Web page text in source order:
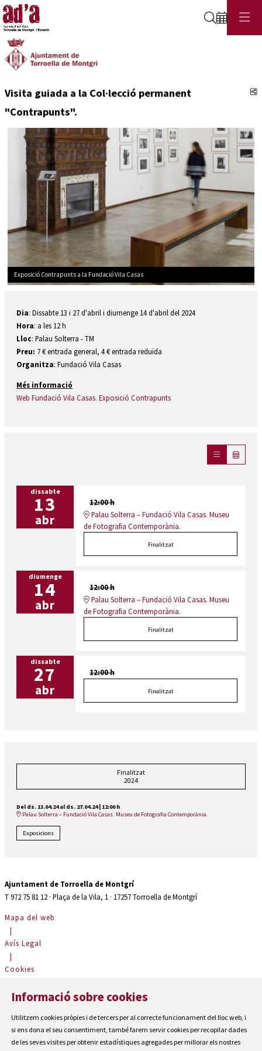
Cerca
Visita guiada a la Col·lecció permanent
"Contrapunts".
Exposició Contrapunts a la Fundació Vila Casas
Dia: Dissabte 13 i 27 d'abril i diumenge 14 d'abril del 2024
Hora: a les 12 h
Lloc: Palau Solterra - TM
Preu: 7 € entrada general, 4 € entrada reduïda
Organitza: Fundació Vila Casas
Més informació
Web Fundació Vila Casas. Exposició Contrapunts
dissabte
13
abr
12:00 h
Palau Solterra – Fundació Vila Casas. Museu
de Fotografia Contemporània.
Finalitzat
diumenge
14
abr
12:00 h
Palau Solterra – Fundació Vila Casas. Museu
de Fotografia Contemporània.
Finalitzat
dissabte
27
abr
12:00 h
Finalitzat
Finalitzat
2024
Del ds. 13.04.24al ds. 27.04.24| 12:00 h
Palau Solterra – Fundació Vila Casas. Museu de Fotografia Contemporània.
Exposicions
Ajuntament de Torroella de Montgrí
T 972 75 81 12 · Plaça de la Vila, 1 · 17257 Torroella de Montgrí
Mapa del web
|
Avís Legal
|
Cookies
Contactar
Accessibilitat
Informació sobre cookies
Utilitzem cookies pròpies i de tercers per al correcte funcionament del lloc web, i
si ens dona el seu consentiment, també farem servir cookies per recopilar dades
de les seves visites per obtenir estadístiques agregades per millorar els nostres